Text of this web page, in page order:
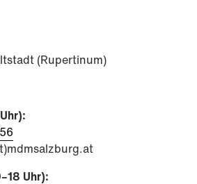
(Rupertinum)
Uhr):